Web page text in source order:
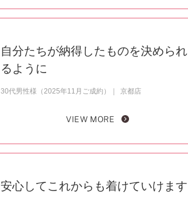
自分たちが納得したものを決められ
るように
30代男性様（2025年11月ご成約） 京都店
VIEW MORE
安心してこれからも着けていけます